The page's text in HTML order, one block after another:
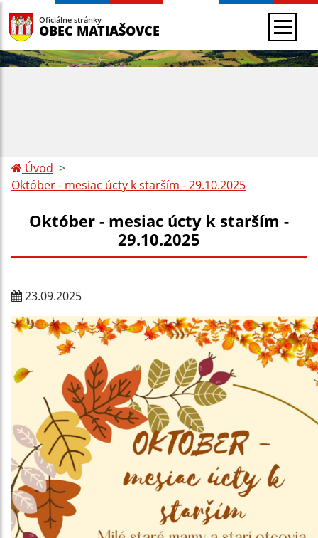
Oficiálne stránky
OBEC MATIAŠOVCE
Úvod
Október - mesiac úcty k starším - 29.10.2025
Október - mesiac úcty k starším -
29.10.2025
23.09.2025